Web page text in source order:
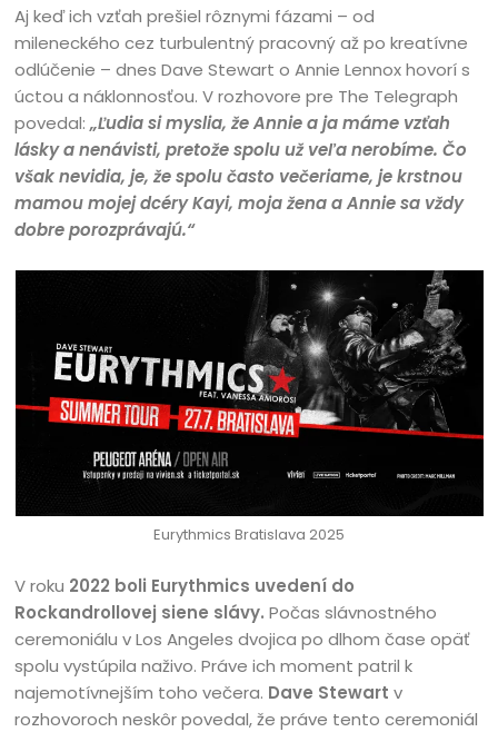
Aj keď ich vzťah prešiel rôznymi fázami – od
mileneckého cez turbulentný pracovný až po kreatívne
odlúčenie – dnes Dave Stewart o Annie Lennox hovorí s
úctou a náklonnosťou. V rozhovore pre The Telegraph
povedal:„Ľudia si myslia, že Annie a ja máme vzťah
lásky a nenávisti, pretože spolu už veľa nerobíme. Čo
však nevidia, je, že spolu často večeriame, je krstnou
mamou mojej dcéry Kayi, moja žena a Annie sa vždy
dobre porozprávajú.“
Eurythmics Bratislava 2025
V roku 2022 boli Eurythmics uvedení do
Rockandrollovej siene slávy.Počas slávnostného
ceremoniálu v Los Angeles dvojica po dlhom čase opäť
spolu vystúpila naživo. Práve ich moment patril k
najemotívnejším toho večera. Dave Stewart v
rozhovoroch neskôr povedal, že práve tento ceremoniál